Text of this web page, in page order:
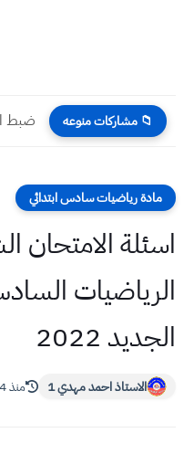
📁 مشاركات منوعه
مادة رياضيات سادس ابتدائي
اسئلة الامتحان
الرياضيات
الجديد 2022
الاستاذ احمد مهدي 1 منذ 4 سنة